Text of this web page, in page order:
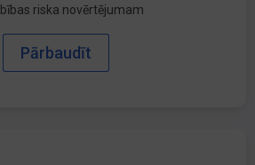
riska novērtējumam
Pārbaudīt